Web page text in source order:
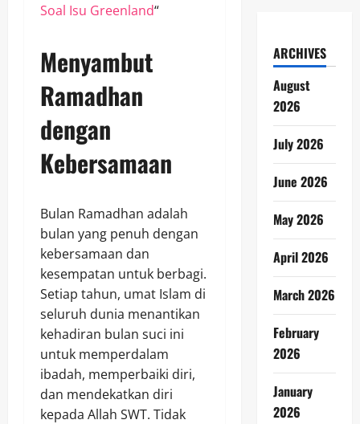
Soal Isu Greenland“
Menyambut
Ramadhan
dengan
Kebersamaan
Bulan Ramadhan adalah
bulan yang penuh dengan
kebersamaan dan
kesempatan untuk berbagi.
Setiap tahun, umat Islam di
seluruh dunia menantikan
kehadiran bulan suci ini
untuk memperdalam
ibadah, memperbaiki diri,
dan mendekatkan diri
kepada Allah SWT. Tidak
ARCHIVES
August
2026
July 2026
June 2026
May 2026
April 2026
March 2026
February
2026
January
2026